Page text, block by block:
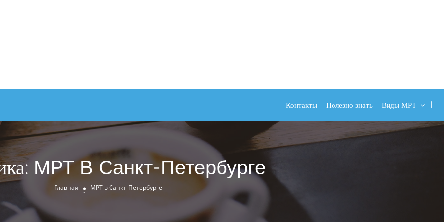
Контакты Полезно знать Виды МРТ
МРТ В Санкт-Петербурге
Главная МРТ в Санкт-Петербурге